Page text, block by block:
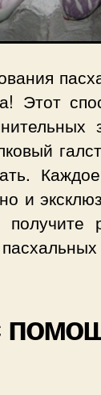
Этот
и